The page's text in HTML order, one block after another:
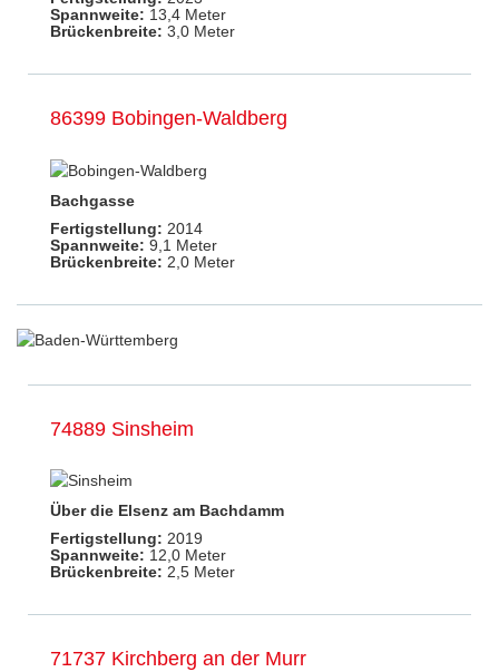
Spannweite: 13,4 Meter
Brückenbreite: 3,0 Meter
86399 Bobingen-Waldberg
Bachgasse
Fertigstellung: 2014
Spannweite: 9,1 Meter
Brückenbreite: 2,0 Meter
74889 Sinsheim
Über die Elsenz am Bachdamm
Fertigstellung: 2019
Spannweite: 12,0 Meter
Brückenbreite: 2,5 Meter
71737 Kirchberg an der Murr